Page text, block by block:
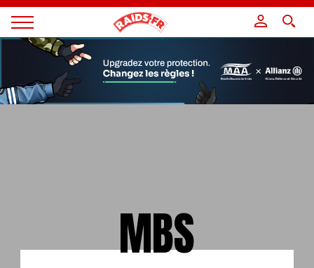
Magazine
Raids
MBS
Panneau de gestion des cookies